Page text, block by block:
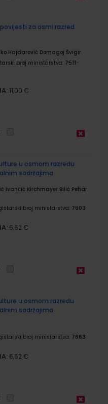
povijesti za osmi razred
Hajdarović Domagoj Švigir
broj ministarstva: 7511-
11,00 €
u osmom razredu
sadržajima
Ivančić Kirchmayer Bilić Pehar
broj ministarstva: 7603
6,62 €
u osmom razredu
sadržajima
broj ministarstva: 7663
6,62 €